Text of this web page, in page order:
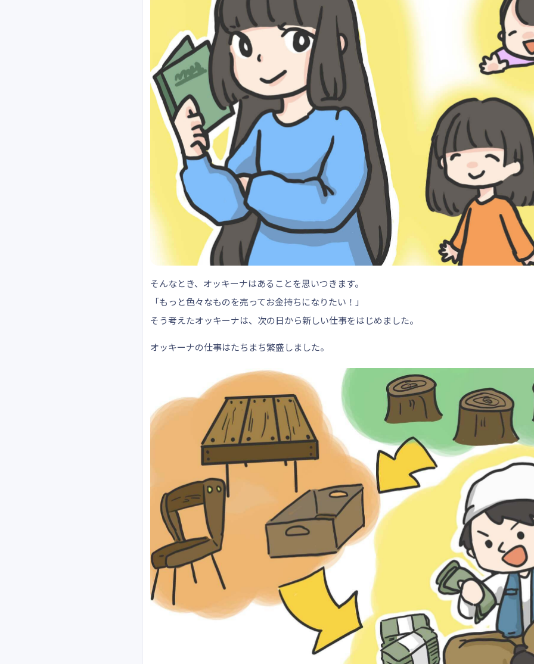
そんなとき、オッキーナはあることを思いつきます。
「もっと色々なものを売ってお金持ちになりたい！」
そう考えたオッキーナは、次の日から新しい仕事をはじめました。
オッキーナの仕事はたちまち繁盛しました。